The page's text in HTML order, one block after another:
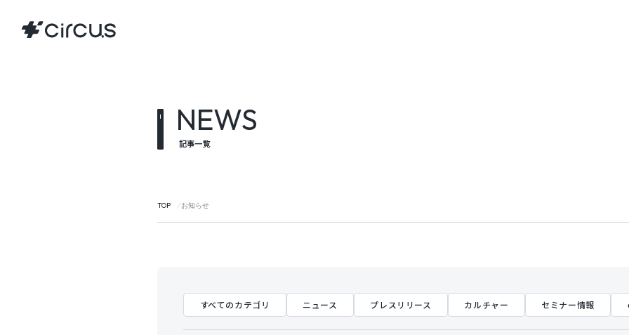
NEWS
記事一覧
TOP お知らせ
すべてのカテゴリ ニュース プレスリリース カルチャー セミナー情報